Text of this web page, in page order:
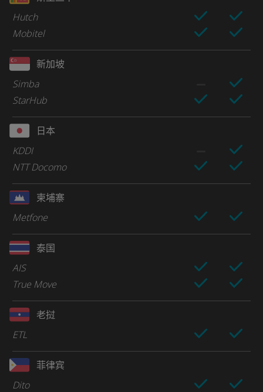
Hutch
Mobitel
新加坡
Simba
StarHub
日本
KDDI
NTT Docomo
柬埔寨
Metfone
泰国
AIS
True Move
老挝
ETL
菲律宾
Dito